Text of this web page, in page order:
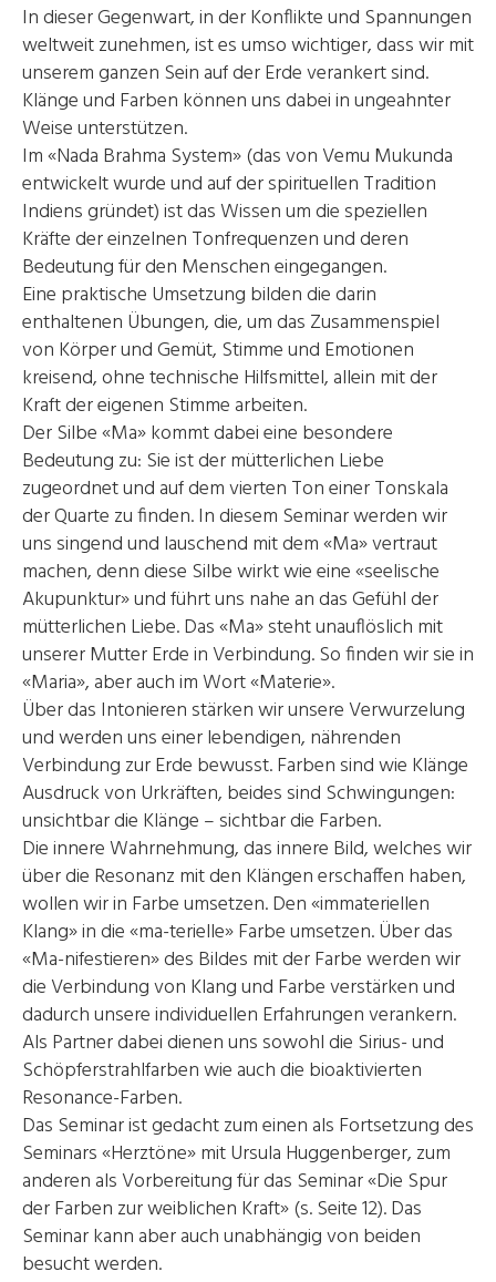
In dieser Gegenwart, in der Konflikte und Spannungen
weltweit zunehmen, ist es umso wichtiger, dass wir mit
unserem ganzen Sein auf der Erde verankert sind.
Klänge und Farben können uns dabei in ungeahnter
Weise unterstützen.
Im «Nada Brahma System» (das von Vemu Mukunda
entwickelt wurde und auf der spirituellen Tradition
Indiens gründet) ist das Wissen um die speziellen
Kräfte der einzelnen Tonfrequenzen und deren
Bedeutung für den Menschen eingegangen.
Eine praktische Umsetzung bilden die darin
enthaltenen Übungen, die, um das Zusammenspiel
von Körper und Gemüt, Stimme und Emotionen
kreisend, ohne technische Hilfsmittel, allein mit der
Kraft der eigenen Stimme arbeiten.
Der Silbe «Ma» kommt dabei eine besondere
Bedeutung zu: Sie ist der mütterlichen Liebe
zugeordnet und auf dem vierten Ton einer Tonskala
der Quarte zu finden. In diesem Seminar werden wir
uns singend und lauschend mit dem «Ma» vertraut
machen, denn diese Silbe wirkt wie eine «seelische
Akupunktur» und führt uns nahe an das Gefühl der
mütterlichen Liebe. Das «Ma» steht unauflöslich mit
unserer Mutter Erde in Verbindung. So finden wir sie in
«Maria», aber auch im Wort «Materie».
Über das Intonieren stärken wir unsere Verwurzelung
und werden uns einer lebendigen, nährenden
Verbindung zur Erde bewusst. Farben sind wie Klänge
Ausdruck von Urkräften, beides sind Schwingungen:
unsichtbar die Klänge – sichtbar die Farben.
Die innere Wahrnehmung, das innere Bild, welches wir
über die Resonanz mit den Klängen erschaffen haben,
wollen wir in Farbe umsetzen. Den «immateriellen
Klang» in die «ma-terielle» Farbe umsetzen. Über das
«Ma-nifestieren» des Bildes mit der Farbe werden wir
die Verbindung von Klang und Farbe verstärken und
dadurch unsere individuellen Erfahrungen verankern.
Als Partner dabei dienen uns sowohl die Sirius- und
Schöpferstrahlfarben wie auch die bioaktivierten
Resonance-Farben.
Das Seminar ist gedacht zum einen als Fortsetzung des
Seminars «Herztöne» mit Ursula Huggenberger, zum
anderen als Vorbereitung für das Seminar «Die Spur
der Farben zur weiblichen Kraft» (s. Seite 12). Das
Seminar kann aber auch unabhängig von beiden
besucht werden.